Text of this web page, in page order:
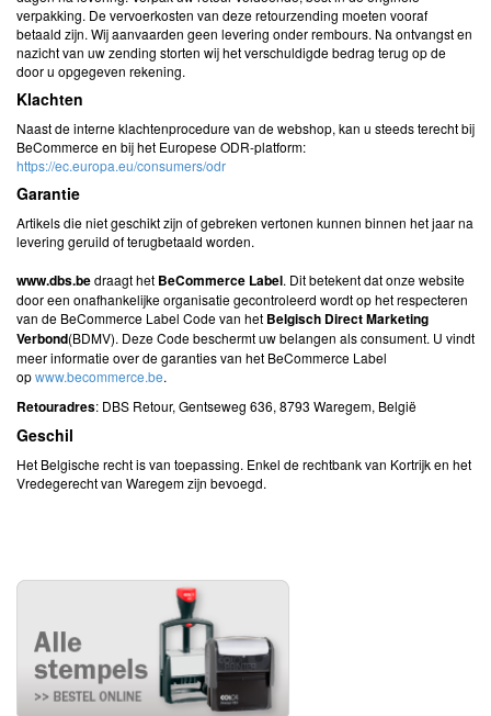
verpakking. De vervoerkosten van deze retourzending moeten vooraf
betaald zijn. Wij aanvaarden geen levering onder rembours. Na ontvangst en
nazicht van uw zending storten wij het verschuldigde bedrag terug op de
door u opgegeven rekening.
Klachten
Naast de interne klachtenprocedure van de webshop, kan u steeds terecht bij
BeCommerce en bij het Europese ODR-platform:
https://ec.europa.eu/consumers/odr
Garantie
Artikels die niet geschikt zijn of gebreken vertonen kunnen binnen het jaar na
levering geruild of terugbetaald worden.
www.dbs.bedraagt het BeCommerce Label. Dit betekent dat onze website
door een onafhankelijke organisatie gecontroleerd wordt op het respecteren
van de BeCommerce Label Code van het Belgisch Direct Marketing
Verbond(BDMV). Deze Code beschermt uw belangen als consument. U vindt
meer informatie over de garanties van het BeCommerce Label
opwww.becommerce.be.
Retouradres: DBS Retour, Gentseweg 636, 8793 Waregem, België
Geschil
Het Belgische recht is van toepassing. Enkel de rechtbank van Kortrijk en het
Vredegerecht van Waregem zijn bevoegd.